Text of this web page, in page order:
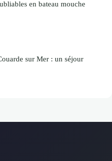
en bateau mouche
sur Mer : un séjour